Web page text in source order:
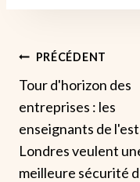
Navigation
De
L’article
PRÉCÉDENT
Tour d'horizon des
entreprises : les
enseignants de
Londres veulent
meilleure sécurité